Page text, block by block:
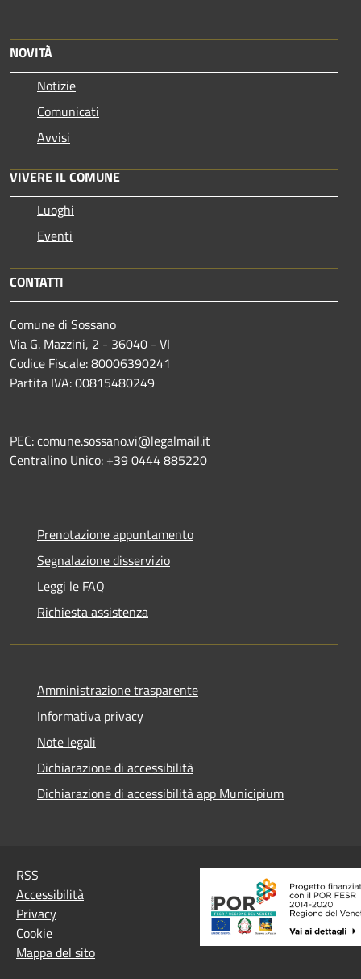
NOVITÀ
Notizie
Comunicati
Avvisi
VIVERE IL COMUNE
Luoghi
Eventi
CONTATTI
Comune di Sossano
Via G. Mazzini, 2 - 36040 - VI
Codice Fiscale: 80006390241
Partita IVA: 00815480249
PEC: comune.sossano.vi@legalmail.it
Centralino Unico: +39 0444 885220
Prenotazione appuntamento
Segnalazione disservizio
Leggi le FAQ
Richiesta assistenza
Amministrazione trasparente
Informativa privacy
Note legali
Dichiarazione di accessibilità
Dichiarazione di accessibilità app Municipium
RSS
Accessibilità
Privacy
Cookie
Mappa del sito